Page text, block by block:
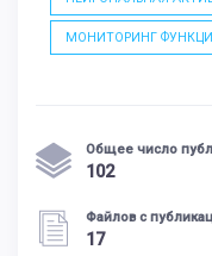
МОНИТОРИНГ
Общее число
102
Файлов с
17